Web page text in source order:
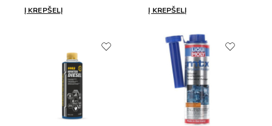
Į KREPŠELĮ Į KREPŠELĮ